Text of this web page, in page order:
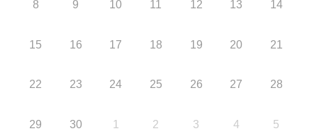
8 9 10 11 12 13 14
15 16 17 18 19 20 21
22 23 24 25 26 27 28
29 30 1 2 3 4 5